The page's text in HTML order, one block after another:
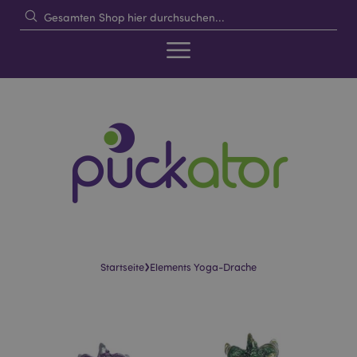
Startseite›Elements Yoga-Drache